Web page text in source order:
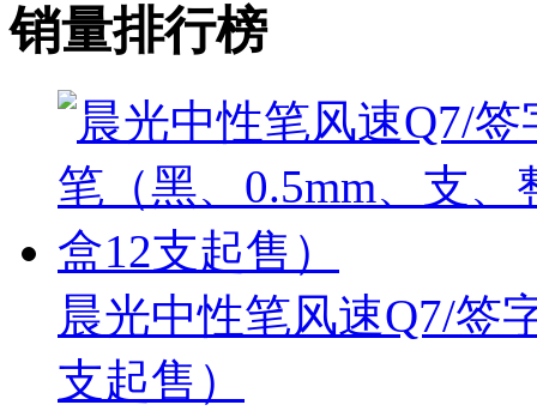
销量排行榜
晨光中性笔风速Q7/签
支起售）